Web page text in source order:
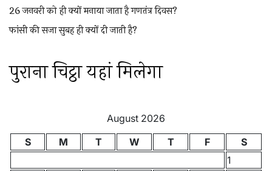
26 जनवरी को ही क्यों मनाया जाता है गणतंत्र दिवस?
फांसी की सजा सुबह ही क्यों दी जाती है?
पुराना चिट्ठा यहां मिलेगा
August 2026
S
M T W T F
S
1